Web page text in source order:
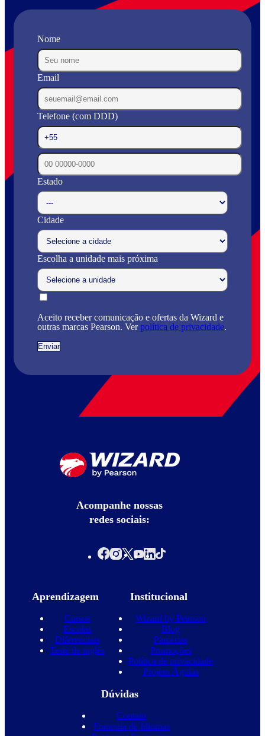
Nome
Email
Telefone (com DDD)
Estado
Cidade
Escolha a unidade mais próxima
Aceito receber comunicação e ofertas da Wizard e
outras marcas Pearson. Verpolítica de privacidade.
Acompanhe nossas
redes sociais:
Aprendizagem
Cursos
Escolas
Diferenciais
Teste de inglês
Institucional
Wizard by Pearson
Blog
Parcerias
Promoções
Política de privacidade
Projeto Águias
Dúvidas
Contato
Franquia de Idiomas